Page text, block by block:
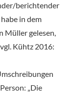
berichtender
in dem
Müller gelesen,
Kühtz 2016:
„Die